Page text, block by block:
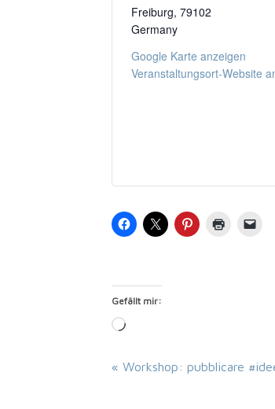
Frei­burg, 79102
Ger­ma­ny
Goog­le Kar­te anzeigen
Veranstaltungsort-Website
Gefällt mir:
Loa­
Veranstaltung
« Workshop: pubblicare